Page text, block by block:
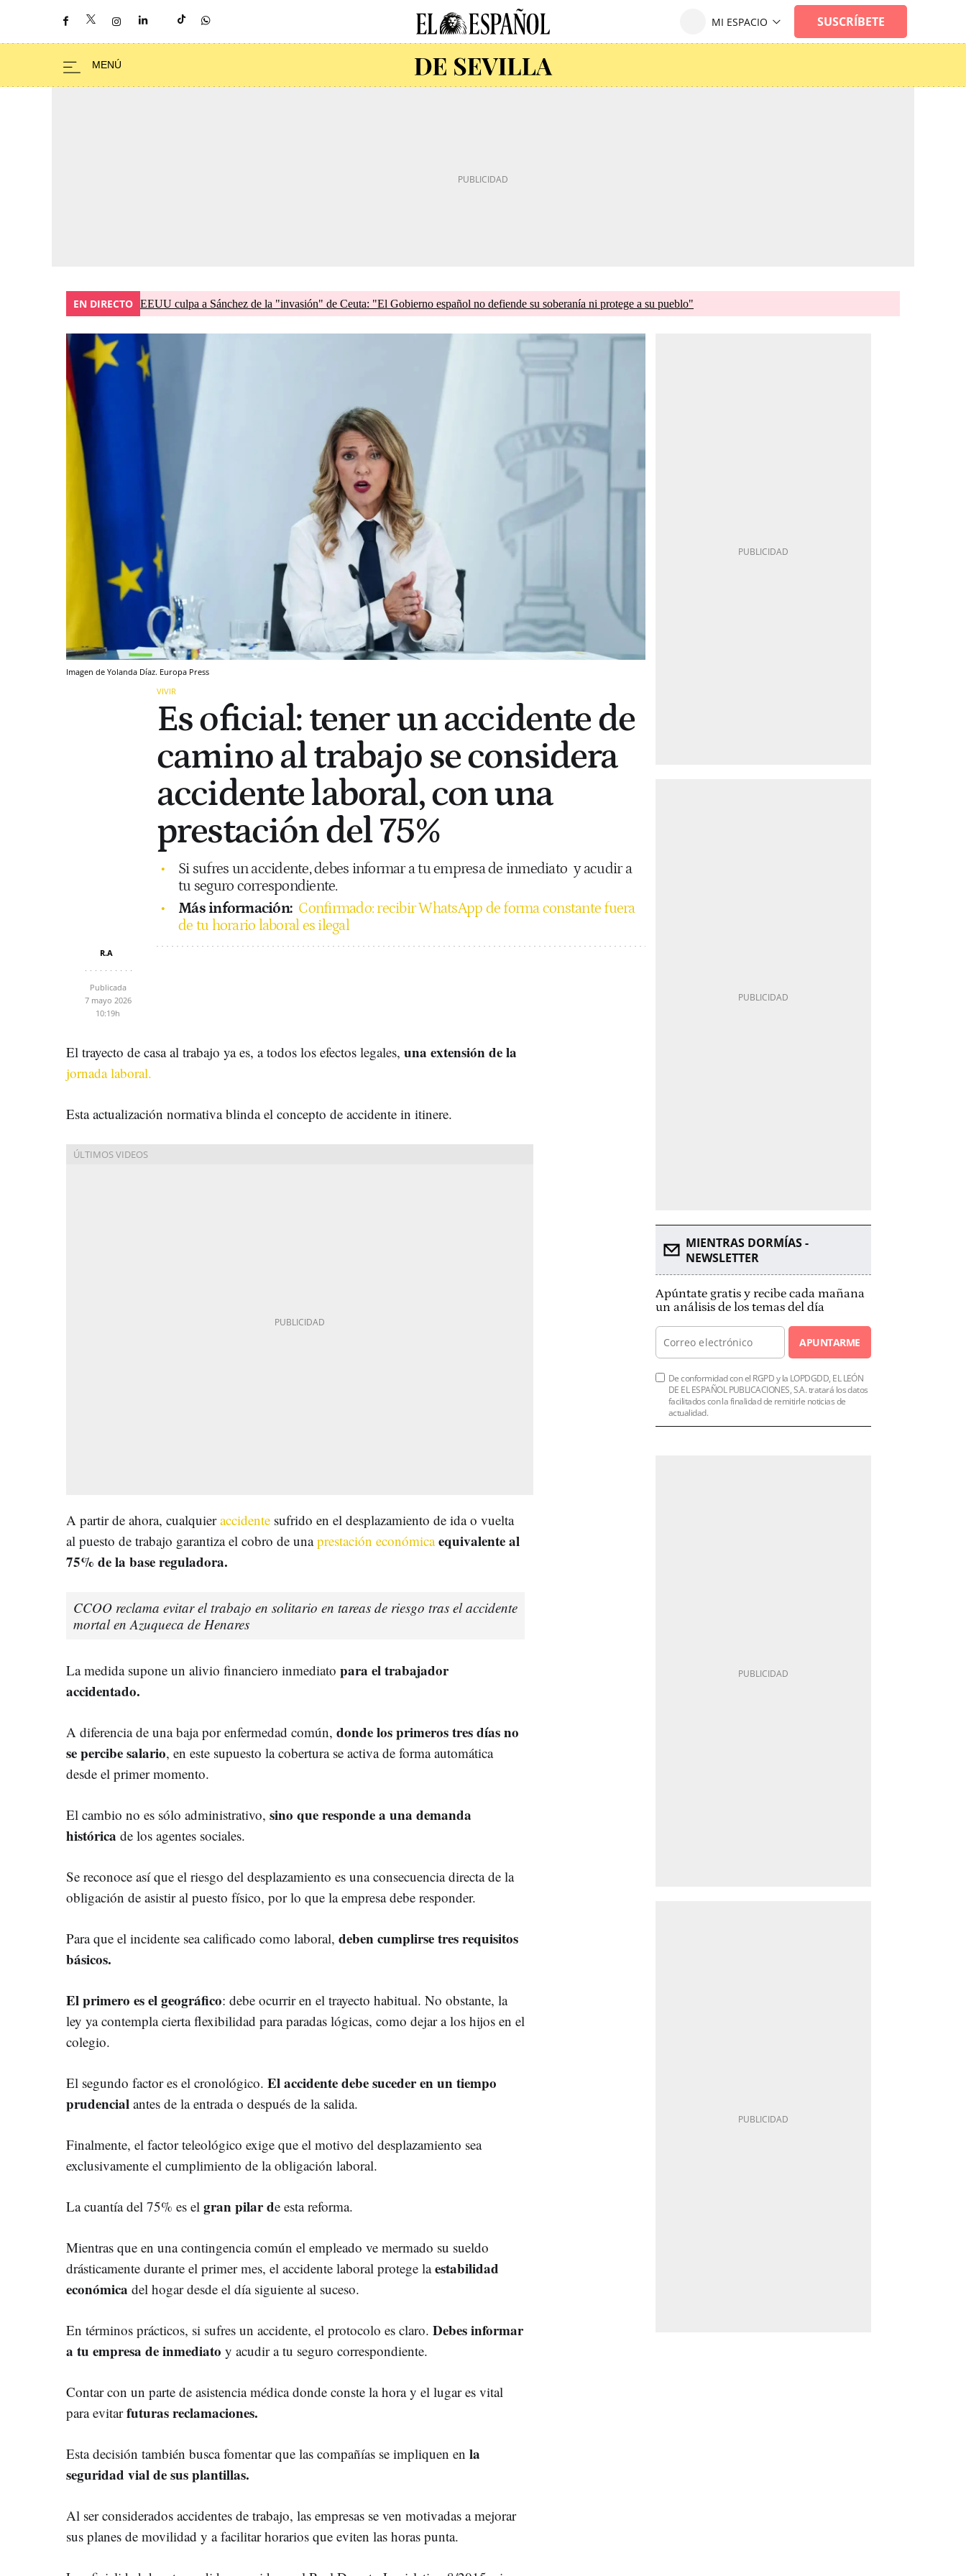
EN DIRECTO EEUU culpa a Sánchez de la "invasión" de Ceuta: "El Gobierno español no defiende su soberanía ni protege a su pueblo"
Imagen de Yolanda Díaz. Europa Press
VIVIR
Es oficial: tener un accidente de
camino al trabajo se considera
accidente laboral, con una
prestación del 75%
Si sufres un accidente, debes informar a tu empresa de inmediato y acudir a
tu seguro correspondiente.
Más información: Confirmado: recibir WhatsApp de forma constante fuera
de tu horario laboral es ilegal
R.A
Publicada
7 mayo 2026
10:19h
El trayecto de casa al trabajo ya es, a todos los efectos legales, una extensión de la
jornada laboral.
Esta actualización normativa blinda el concepto de accidente in itinere.
A partir de ahora, cualquieraccidente sufrido en el desplazamiento de ida o vuelta
al puesto de trabajo garantiza el cobro de unaprestación económicaequivalente al
75% de la base reguladora.
CCOO reclama evitar el trabajo en solitario en tareas de riesgo tras el accidente
mortal en Azuqueca de Henares
La medida supone un alivio financiero inmediato para el trabajador
accidentado.
A diferencia de una baja por enfermedad común, donde los primeros tres días no
se percibe salario, en este supuesto la cobertura se activa de forma automática
desde el primer momento.
El cambio no es sólo administrativo, sino que responde a una demanda
histórica de los agentes sociales.
Se reconoce así que el riesgo del desplazamiento es una consecuencia directa de la
obligación de asistir al puesto físico, por lo que la empresa debe responder.
Para que el incidente sea calificado como laboral, deben cumplirse tres requisitos
básicos.
El primero es el geográfico: debe ocurrir en el trayecto habitual. No obstante, la
ley ya contempla cierta flexibilidad para paradas lógicas, como dejar a los hijos en el
colegio.
El segundo factor es el cronológico. El accidente debe suceder en un tiempo
prudencial antes de la entrada o después de la salida.
Finalmente, el factor teleológico exige que el motivo del desplazamiento sea
exclusivamente el cumplimiento de la obligación laboral.
La cuantía del 75% es el gran pilar de esta reforma.
Mientras que en una contingencia común el empleado ve mermado su sueldo
drásticamente durante el primer mes, el accidente laboral protege laestabilidad
económica del hogar desde el día siguiente al suceso.
En términos prácticos, si sufres un accidente, el protocolo es claro. Debes informar
a tu empresa de inmediato y acudir a tu seguro correspondiente.
Contar con un parte de asistencia médica donde conste la hora y el lugar es vital
para evitarfuturas reclamaciones.
Esta decisión también busca fomentar que las compañías se impliquen en la
seguridad vial de sus plantillas.
Al ser considerados accidentes de trabajo, las empresas se ven motivadas a mejorar
sus planes de movilidad y a facilitar horarios que eviten las horas punta.
MIENTRAS DORMÍAS -
NEWSLETTER
Apúntate gratis y recibe cada mañana
un análisis de los temas del día
APUNTARME
De conformidad con el RGPD y la LOPDGDD, EL LEÓN
DE EL ESPAÑOL PUBLICACIONES, S.A. tratará los datos
facilitados con la finalidad de remitirle noticias de
actualidad.